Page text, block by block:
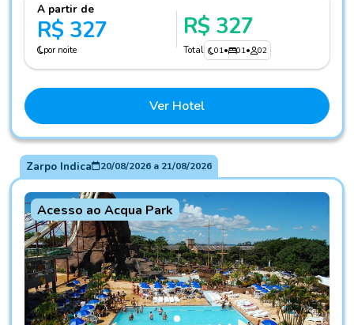
A partir de
R$ 327
por noite
R$ 327
Total 01• 01• 02
Ver Hotel
Zarpo Indica 20/08/2026a 21/08/2026
Acesso ao Acqua Park